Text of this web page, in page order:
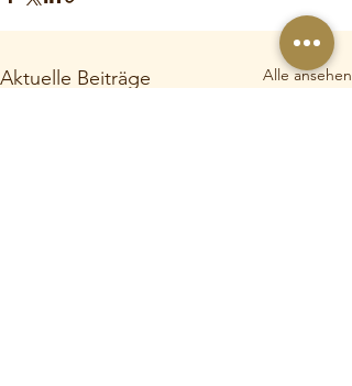
Aktuelle Beiträge Alle ansehen